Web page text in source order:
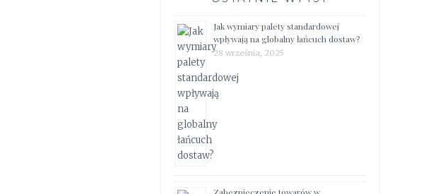
Jak wymiary palety standardowej
wpływają na globalny łańcuch dostaw?
28 września, 2025